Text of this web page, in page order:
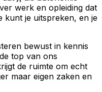
werk en opleiding dat
kunt je uitspreken, en je
bewust in kennis
top van ons
de ruimte om echt
maar eigen zaken en